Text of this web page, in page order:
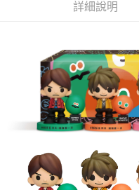
ATM付款
運送方式
宅配
海外/地區配送-A
詳細說明